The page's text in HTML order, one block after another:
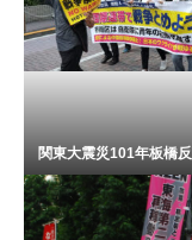
関東大震災101年板橋